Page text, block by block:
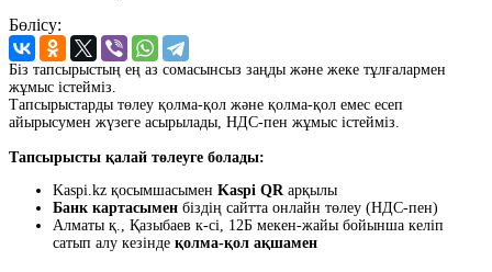
Бөлісу:
Біз тапсырыстың ең аз сомасынсыз заңды және жеке тұлғалармен
жұмыс істейміз.
Тапсырыстарды төлеу қолма-қол және қолма-қол емес есеп
айырысумен жүзеге асырылады, НДС-пен жұмыс істейміз.
Тапсырысты қалай төлеуге болады:
Kaspi.kz қосымшасымен Kaspi QR арқылы
Банк картасымен біздің сайтта онлайн төлеу (НДС-пен)
Алматы қ., Қазыбаев к-сі, 12Б мекен-жайы бойынша келіп
сатып алу кезінде қолма-қол ақшамен